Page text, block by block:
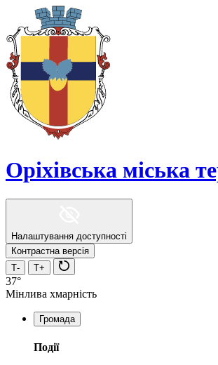
Оріхівська міська
Налаштування доступності
Контрастна версія
Т-
Т+
37°
Мінлива хмарність
Громада
Події